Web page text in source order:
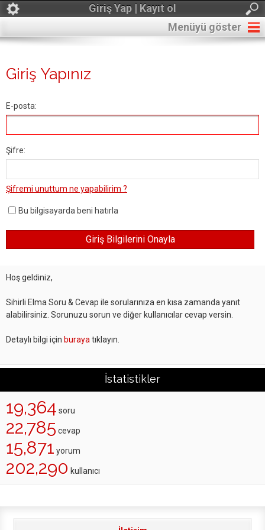
Giriş Yap | Kayıt ol
Menüyü göster
Giriş Yapınız
E-posta:
Şifre:
Şifremi unuttum ne yapabilirim ?
Bu bilgisayarda beni hatırla
Hoş geldiniz,
Sihirli Elma Soru & Cevap ile sorularınıza en kısa zamanda yanıt
alabilirsiniz. Sorunuzu sorun ve diğer kullanıcılar cevap versin.
Detaylı bilgi için buraya tıklayın.
İstatistikler
19,364 soru
22,785 cevap
15,871 yorum
202,290 kullanıcı